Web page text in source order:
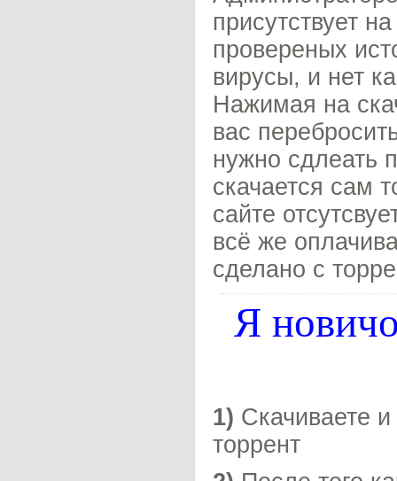
присутствует
провереных
вирусы, и нет
Нажимая на
вас
нужно сдлеать
скачается сам
сайте
всё же
сделано с
Я
1) Скачиваете
торрент